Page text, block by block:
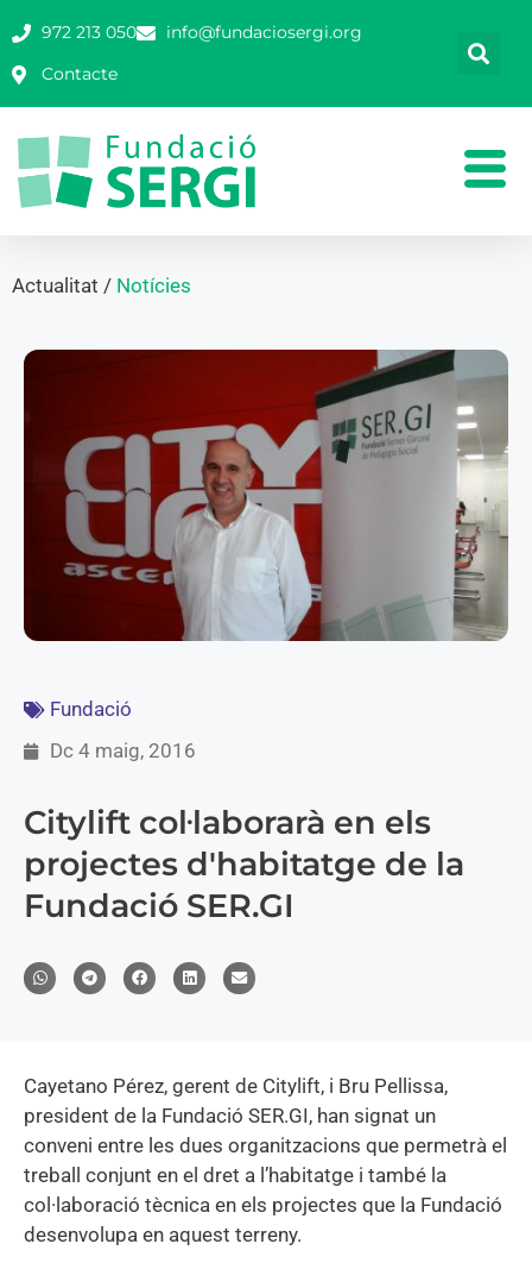
972 213 050
info@fundaciosergi.org
Contacte
Actualitat / Notícies
Fundació
Dc 4 maig, 2016
Citylift col·laborarà en els
projectes d'habitatge de la
Fundació SER.GI
Cayetano Pérez, gerent de Citylift, i Bru Pellissa,
president de la Fundació SER.GI, han signat un
conveni entre les dues organitzacions que permetrà el
treball conjunt en el dret a l’habitatge i també la
col·laboració tècnica en els projectes que la Fundació
desenvolupa en aquest terreny.